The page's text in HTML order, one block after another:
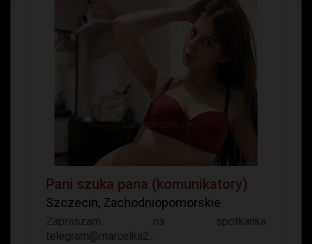
Pani szuka pana (komunikatory)
Szczecin, Zachodniopomorskie
Zapraszam na spotkanka
telegram@marcelka2...